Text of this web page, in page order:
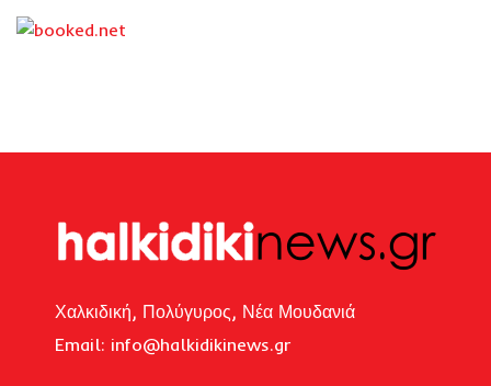
Χαλκιδική, Πολύγυρος, Νέα Μουδανιά
Email: info@halkidikinews.gr